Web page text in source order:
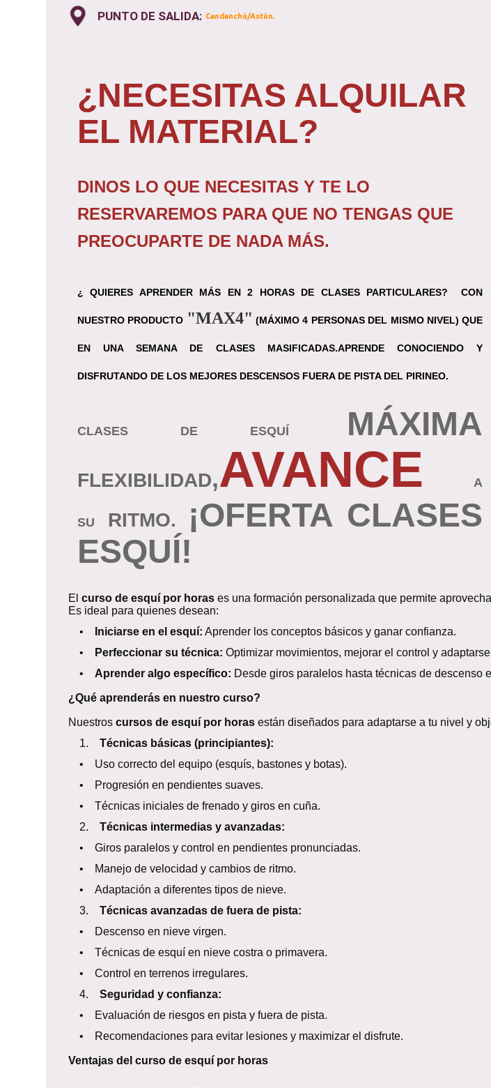
PUNTO DE SALIDA: Candanchú/Astún.
¿NECESITAS ALQUILAR
EL MATERIAL?
DINOS LO QUE NECESITAS Y TE LO
RESERVAREMOS PARA QUE NO TENGAS QUE
PREOCUPARTE DE NADA MÁS.
¿ QUIERES APRENDER MÁS EN 2 HORAS DE CLASES PARTICULARES? CON
NUESTRO PRODUCTO "MAX4" (MÁXIMO 4 PERSONAS DEL MISMO NIVEL) QUE
EN UNA SEMANA DE CLASES MASIFICADAS.APRENDE CONOCIENDO Y
DISFRUTANDO DELOS MEJORES DESCENSOS FUERA DE PISTA DEL PIRINEO.
CLASES DE ESQUÍMÁXIMA
FLEXIBILIDAD,AVANCE A
SU RITMO.
¡OFERTA CLASES
ESQUÍ!
El curso de esquí por horases una formación personalizada que permite
Es ideal para quienes desean:
•
Iniciarse en el esquí: Aprender los conceptos básicos y ganar confianza.
•
Perfeccionar su técnica: Optimizar movimientos, mejorar el control y
• Aprender algo específico: Desde giros paralelos hasta técnicas de descenso
¿Qué aprenderás en nuestro curso?
Nuestros cursos de esquí por horasestán diseñados para adaptarse a tu nivel y
1. Técnicas básicas (principiantes):
• Uso correcto del equipo (esquís, bastones y botas).
• Progresión en pendientes suaves.
• Técnicas iniciales de frenado y giros en cuña.
2. Técnicas intermedias y avanzadas:
• Giros paralelos y control en pendientes pronunciadas.
• Manejo de velocidad y cambios de ritmo.
• Adaptación a diferentes tipos de nieve.
3. Técnicas avanzadas de fuera de pista:
• Descenso en nieve virgen.
• Técnicas de esquí en nieve costra o primavera.
• Control en terrenos irregulares.
4. Seguridad y confianza:
• Evaluación de riesgos en pista y fuera de pista.
• Recomendaciones para evitar lesiones y maximizar el disfrute.
Ventajas del curso de esquí por horas